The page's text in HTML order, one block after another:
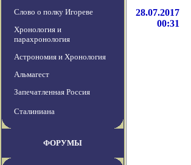
Слово о полку Игореве
Хронология и
парахронология
Астрономия и Хронология
Альмагест
Запечатленная Россия
Сталиниана
ФОРУМЫ
28.07.2017
00:31